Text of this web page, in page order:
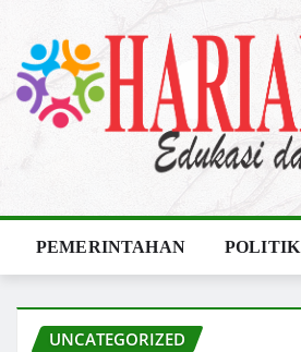
content
PEMERINTAHAN POLITIK
UNCATEGORIZED